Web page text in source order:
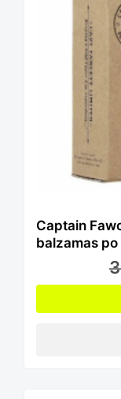
the
Captain
balzamas